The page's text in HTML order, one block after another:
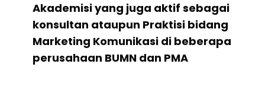
Akademisi yang juga aktif sebagai
konsultan ataupun Praktisi bidang
Marketing Komunikasi di beberapa
perusahaan BUMN dan PMA